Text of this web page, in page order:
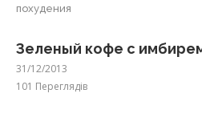
похудения
Зеленый кофе с
31/12/2013
101 Переглядів